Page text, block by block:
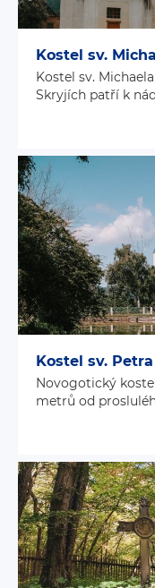
Kostel sv.
Kostel sv.
Skryjích patří k
Kostel sv.
Novogotický
metrů od